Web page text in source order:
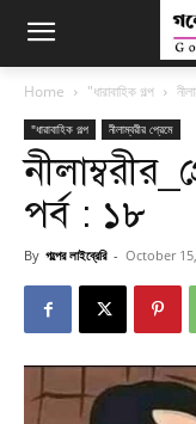
Home "ধারাবাহিক গল্প
"ধারাবাহিক গল্প নীলাম্বরীর প্রেমে
পর্ব : ১৮
By গল্পের লাইব্রেরি - October